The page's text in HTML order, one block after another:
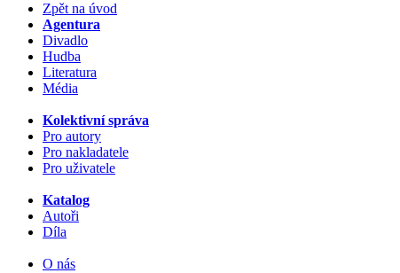
Zpět na úvod
Agentura
Divadlo
Hudba
Literatura
Média
Kolektivní správa
Pro autory
Pro nakladatele
Pro uživatele
Katalog
Autoři
Díla
O nás